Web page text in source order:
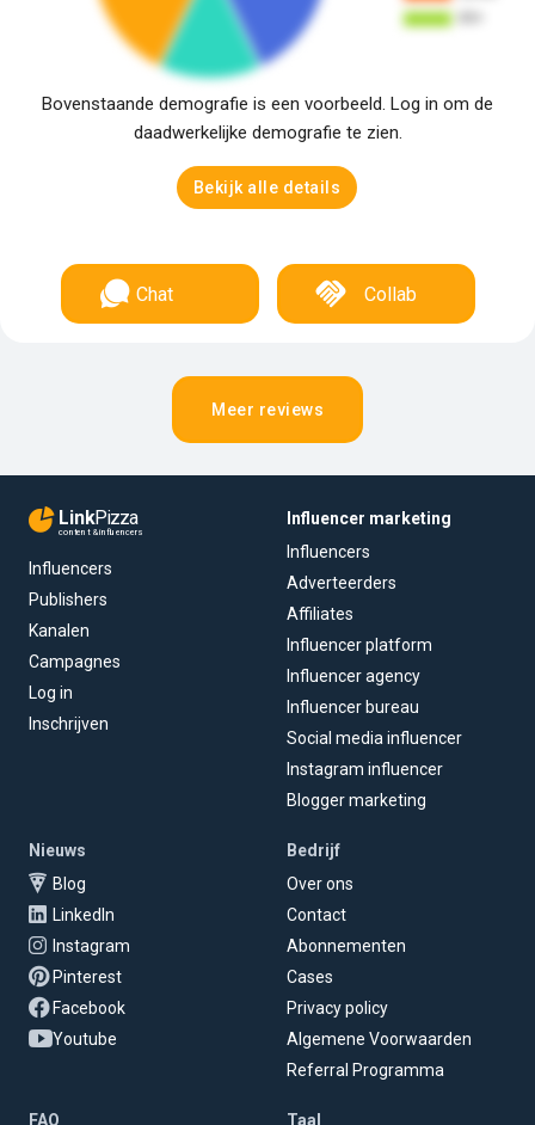
Bovenstaande demografie is een voorbeeld. Log in om de
daadwerkelijke demografie te zien.
Bekijk alle details
Chat Collab
Meer reviews
LinkPizza
content & influencers
Influencers
Publishers
Kanalen
Campagnes
Log in
Inschrijven
Influencer marketing
Influencers
Adverteerders
Affiliates
Influencer platform
Influencer agency
Influencer bureau
Social media influencer
Instagram influencer
Blogger marketing
Nieuws
Blog
LinkedIn
Instagram
Pinterest
Facebook
Youtube
Bedrijf
Over ons
Contact
Abonnementen
Cases
Privacy policy
Algemene Voorwaarden
Referral Programma
FAQ Taal